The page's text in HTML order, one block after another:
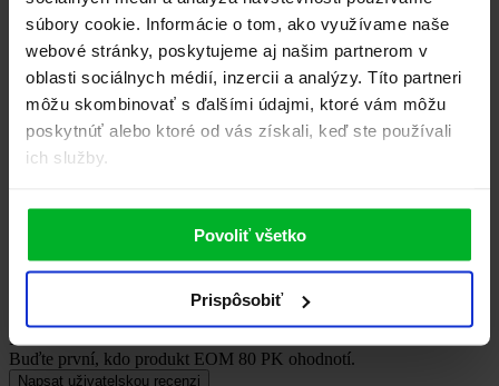
súbory cookie. Informácie o tom, ako využívame naše
webové stránky, poskytujeme aj našim partnerom v
oblasti sociálnych médií, inzercii a analýzy. Títo partneri
môžu skombinovať s ďalšími údajmi, ktoré vám môžu
poskytnúť alebo ktoré od vás získali, keď ste používali
ich služby.
Povoliť všetko
Prispôsobiť
HI-RES foto
JPG, 0 KB
Inštrukcie pre používanie...
PDF, 0 KB
Recenzie
Buďte první, kdo produkt EOM 80 PK ohodnotí.
Napsat uživatelskou recenzi